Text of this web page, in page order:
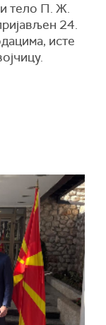
тело П. Ж.
24.
исте